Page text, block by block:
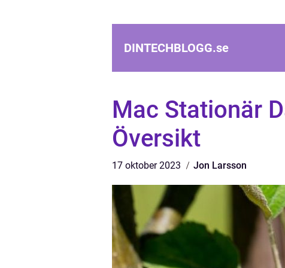
DINTECHBLOGG.se
Mac Stationär
Översikt
17 oktober 2023 Jon Larsson